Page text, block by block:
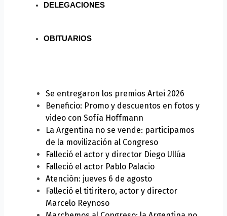
DELEGACIONES
OBITUARIOS
Se entregaron los premios Artei 2026
Beneficio: Promo y descuentos en fotos y
video con Sofía Hoffmann
La Argentina no se vende: participamos
de la movilización al Congreso
Falleció el actor y director Diego Ullúa
Falleció el actor Pablo Palacio
Atención: jueves 6 de agosto
Falleció el titiritero, actor y director
Marcelo Reynoso